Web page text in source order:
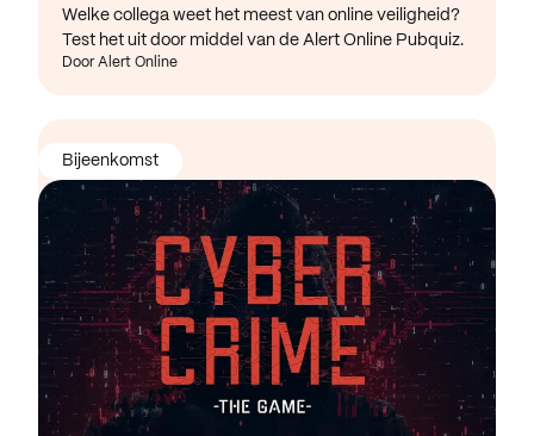
Welke collega weet het meest van online veiligheid?
Test het uit door middel van de Alert Online Pubquiz.
Door Alert Online
Bijeenkomst